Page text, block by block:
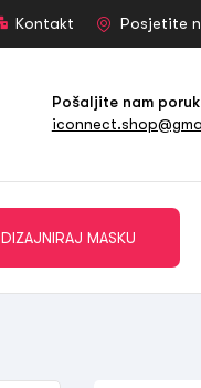
Kontakt Posjetite
Pošaljite nam
DIZAJNIRAJ MASKU